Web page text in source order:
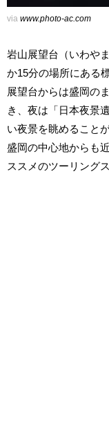
via www.photo-ac.com
岩山展望台（いわや
か15分の場所にある
展望台からは盛岡の
き、夜は「日本夜景
い夜景を眺めること
盛岡の中心地からも
ススメのツーリング